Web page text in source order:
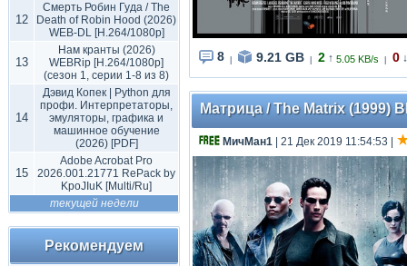
12
Смерть Робин Гуда / The
Death of Robin Hood (2026)
WEB-DL [H.264/1080p]
13
Нам кранты (2026)
WEBRip [H.264/1080p]
(сезон 1, серии 1-8 из 8)
14
Дэвид Копек | Python для
профи. Интерпретаторы,
эмуляторы, графика и
машинное обучение
(2026) [PDF]
15
Adobe Acrobat Pro
2026.001.21771 RePack by
KpoJIuK [Multi/Ru]
текущей недели
Рекомендуем
8 9.21 GB 2 ↑ 5.05 KB/s 0 ↓
Матрица / The Matrix (1999)
МичМан1 | 21 Дек 2019 11:54:53